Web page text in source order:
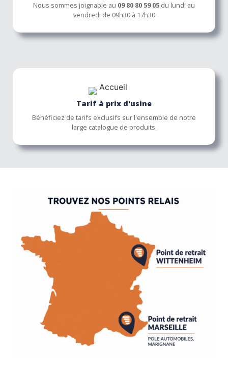
Nous sommes joignable au 09 80 80 59 05 du lundi au
vendredi de 09h30 à 17h30
Tarif à prix d'usine
Bénéficiez de tarifs exclusifs sur l'ensemble de notre
large catalogue de produits.